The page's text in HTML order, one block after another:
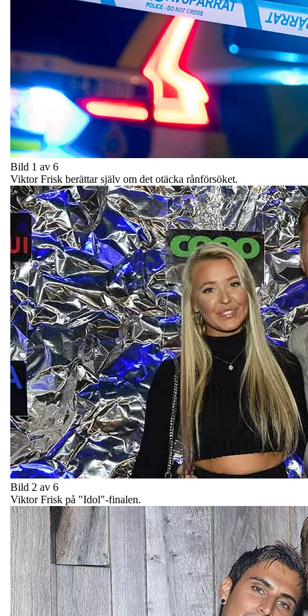
Bild 1 av 6
Viktor Frisk berättar själv om det otäcka rånförsöket.
Bild 2 av 6
Viktor Frisk på "Idol"-finalen.